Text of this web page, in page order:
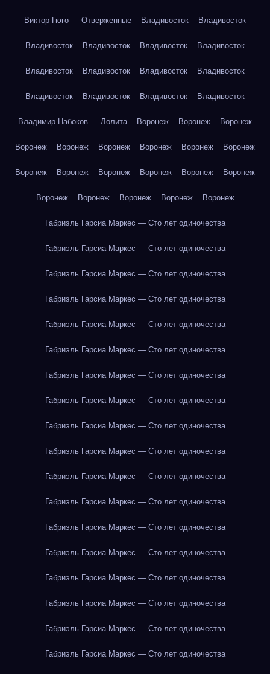
Виктор Гюго — Отверженные Владивосток Владивосток
Владивосток Владивосток Владивосток Владивосток
Владивосток Владивосток Владивосток Владивосток
Владивосток Владивосток Владивосток Владивосток
Владимир Набоков — Лолита Воронеж Воронеж Воронеж
Воронеж Воронеж Воронеж Воронеж Воронеж Воронеж
Воронеж Воронеж Воронеж Воронеж Воронеж Воронеж
Воронеж Воронеж Воронеж Воронеж Воронеж
Габриэль Гарсиа Маркес — Сто лет одиночества
Габриэль Гарсиа Маркес — Сто лет одиночества
Габриэль Гарсиа Маркес — Сто лет одиночества
Габриэль Гарсиа Маркес — Сто лет одиночества
Габриэль Гарсиа Маркес — Сто лет одиночества
Габриэль Гарсиа Маркес — Сто лет одиночества
Габриэль Гарсиа Маркес — Сто лет одиночества
Габриэль Гарсиа Маркес — Сто лет одиночества
Габриэль Гарсиа Маркес — Сто лет одиночества
Габриэль Гарсиа Маркес — Сто лет одиночества
Габриэль Гарсиа Маркес — Сто лет одиночества
Габриэль Гарсиа Маркес — Сто лет одиночества
Габриэль Гарсиа Маркес — Сто лет одиночества
Габриэль Гарсиа Маркес — Сто лет одиночества
Габриэль Гарсиа Маркес — Сто лет одиночества
Габриэль Гарсиа Маркес — Сто лет одиночества
Габриэль Гарсиа Маркес — Сто лет одиночества
Габриэль Гарсиа Маркес — Сто лет одиночества